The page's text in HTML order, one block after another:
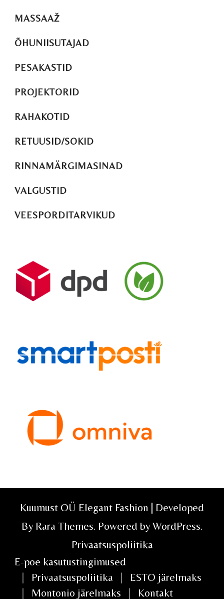
MASSAAŽ
ÕHUNIISUTAJAD
PESAKASTID
PROJEKTORID
RAHAKOTID
RETUUSID/SOKID
RINNAMÄRGIMASINAD
VALGUSTID
VEESPORDITARVIKUD
Kuumust OÜ Elegant Fashion | Developed
By Rara Themes. Powered by WordPress.
Privaatsuspoliitika
E-poe kasutustingimused
Privaatsuspoliitika
ESTO järelmaks
Montonio järelmaks
Kontakt